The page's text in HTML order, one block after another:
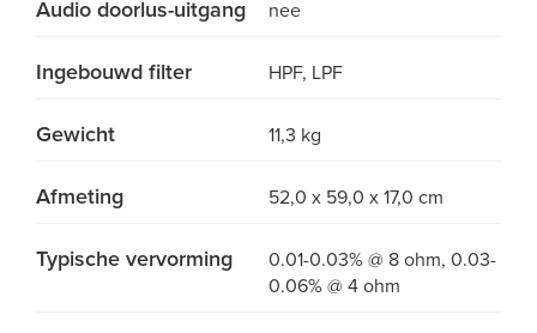
Audio doorlus-uitgang nee
Ingebouwd filter HPF, LPF
Gewicht 11,3 kg
Afmeting 52,0 x 59,0 x 17,0 cm
Typische vervorming
0.01-0.03% @ 8 ohm, 0.03-
0.06% @ 4 ohm